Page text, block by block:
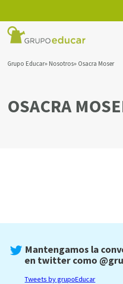
Grupo Educar Nosotros Osacra Moser
OSACRA
Mantengamos la
en twitter como
Tweets by grupoEducar